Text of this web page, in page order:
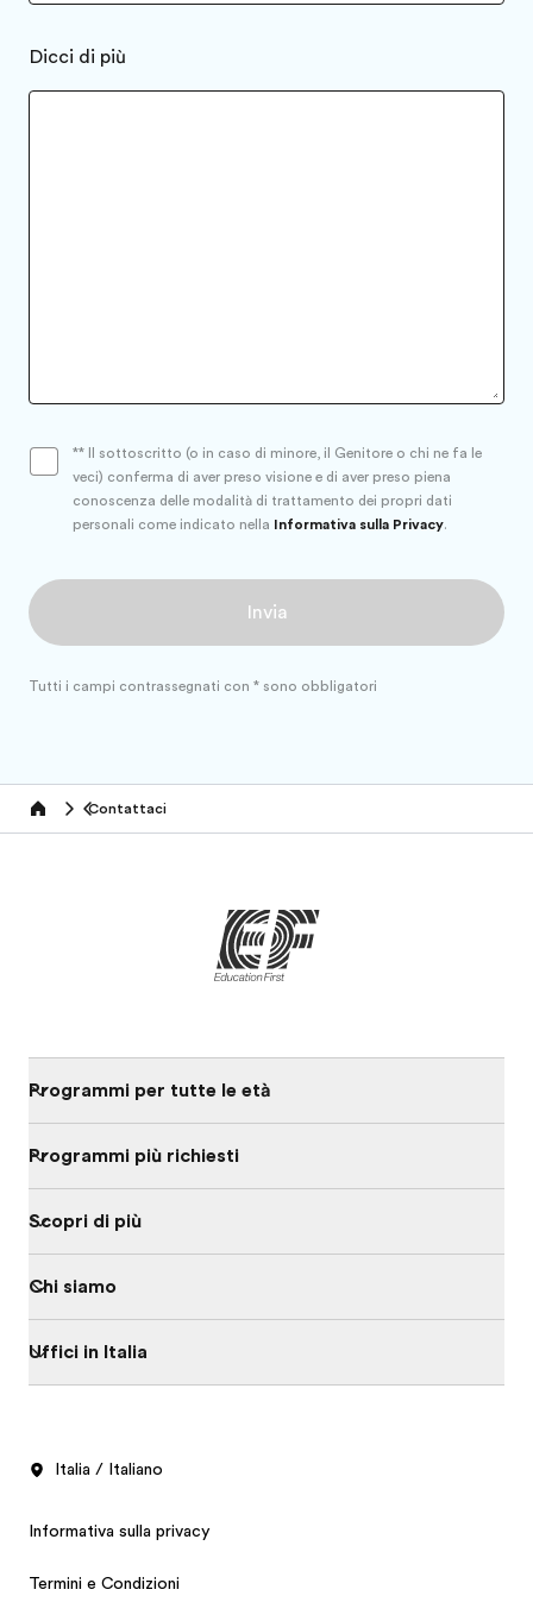
Dicci di più
* Il sottoscritto (o in caso di minore, il Genitore o chi ne fa le
veci) conferma di aver preso visione e di aver preso piena
conoscenza delle modalità di trattamento dei propri dati
personali come indicato nella Informativa sulla Privacy.
Invia
Tutti i campi contrassegnati con * sono obbligatori
Home Contattaci
Programmi per tutte le età
Programmi più richiesti
Scopri di più
Chi siamo
Uffici in Italia
Italia / Italiano
Informativa sulla privacy
Termini e Condizioni